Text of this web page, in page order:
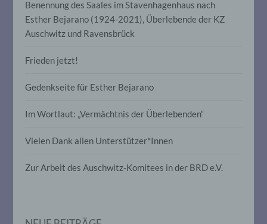
Benennung des Saales im Stavenhagenhaus nach
Esther Bejarano (1924-2021), Überlebende der KZ
Auschwitz und Ravensbrück
Frieden jetzt!
Gedenkseite für Esther Bejarano
Im Wortlaut: „Vermächtnis der Überlebenden“
Vielen Dank allen Unterstützer*Innen
Zur Arbeit des Auschwitz-Komitees in der BRD e.V.
Verbreitung oder eine andere Form der
Bereitstellung, den Abgleich oder die
Verknüpfung, die Einschränkung, das
d) Einschränkung der Verarbeitung
Einschränkung der Verarbeitung ist die
Markierung gespeicherter
ihre künftige Verarbeitung einzuschränken.
Verarbeitung personenbezogener Daten,